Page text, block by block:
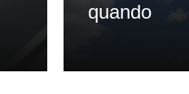
quando